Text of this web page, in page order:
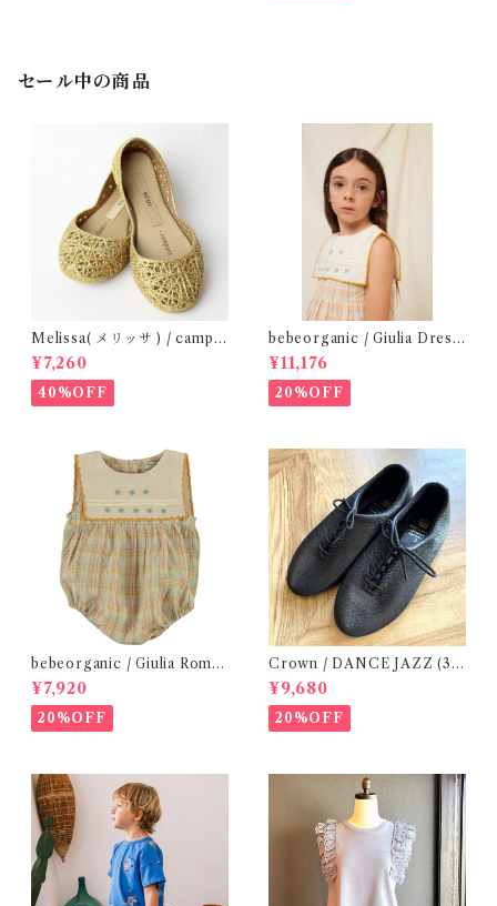
セール中の商品
Melissa( メリッサ ) / campa
na ( Gold )28-33
¥7,260
40%OFF
bebeorganic / Giulia Dress
Lagoon Check (2-6y)
¥11,176
20%OFF
bebeorganic / Giulia Romp
er Lagoon Check( 6・12ｍ)
¥7,920
20%OFF
Crown / DANCE JAZZ (3:2
2cm / 6:24-24,5 ) Black
¥9,680
20%OFF